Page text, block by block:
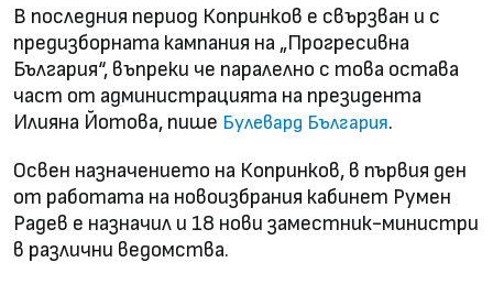
В последния период Копринков е свързван и с
предизборната кампания на „Прогресивна
България“, въпреки че паралелно с това остава
част от администрацията на президента
Илияна Йотова, пише Булевард България.
Освен назначението на Копринков, в първия ден
от работата на новоизбрания кабинет Румен
Радев е назначил и 18 нови заместник-министри
в различни ведомства.